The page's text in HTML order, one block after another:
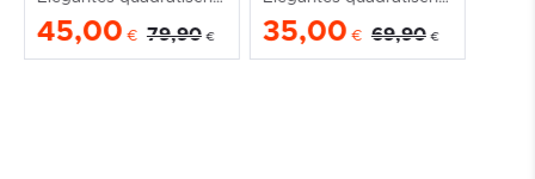
45,00 € 79,90 € 35,00 € 69,90 €